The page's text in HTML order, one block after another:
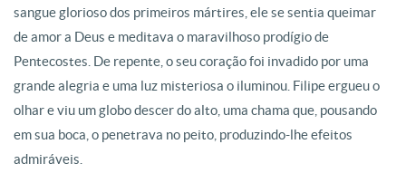
sangue glorioso dos primeiros mártires, ele se sentia queimar
de amor a Deus e meditava o maravilhoso prodígio de
Pentecostes. De repente, o seu coração foi invadido por uma
grande alegria e uma luz misteriosa o iluminou. Filipe ergueu o
olhar e viu um globo descer do alto, uma chama que, pousando
em sua boca, o penetrava no peito, produzindo-lhe efeitos
admiráveis.